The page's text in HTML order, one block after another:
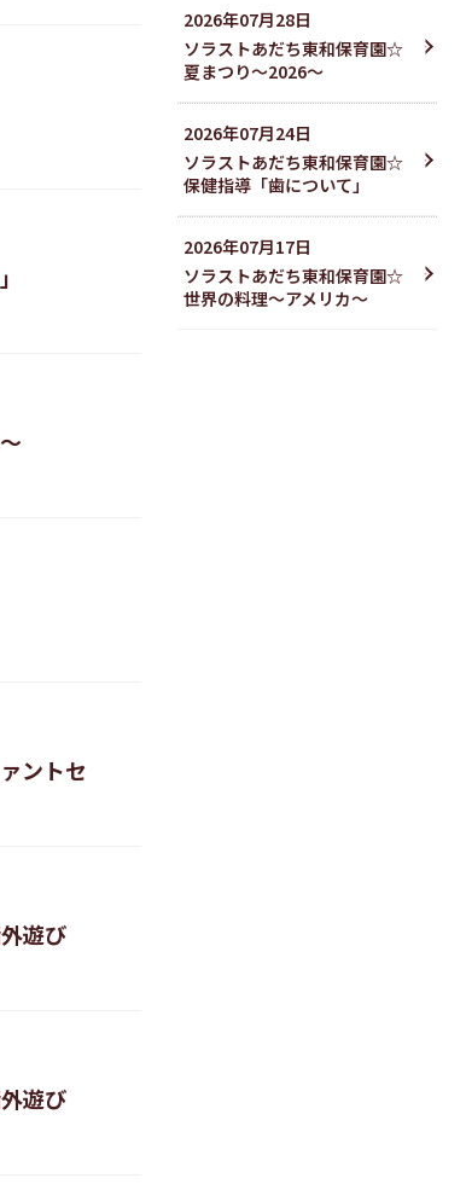
ントセ
遊び
遊び
2026年07月28日
ソラストあだち東和保育園☆
夏まつり～2026～
2026年07月24日
ソラストあだち東和保育園☆
保健指導「歯について」
2026年07月17日
ソラストあだち東和保育園☆
世界の料理〜アメリカ〜